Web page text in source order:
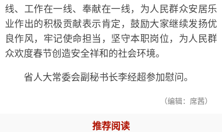
线、工作在一线、奉献在一线，为人民群众安居乐
业作出的积极贡献表示肯定，鼓励大家继续发扬优
良作风，牢记使命担当，坚守本职岗位，为人民群
众欢度春节创造安全祥和的社会环境。
省人大常委会副秘书长李经超参加慰问。
（编辑：席茜）
推荐阅读